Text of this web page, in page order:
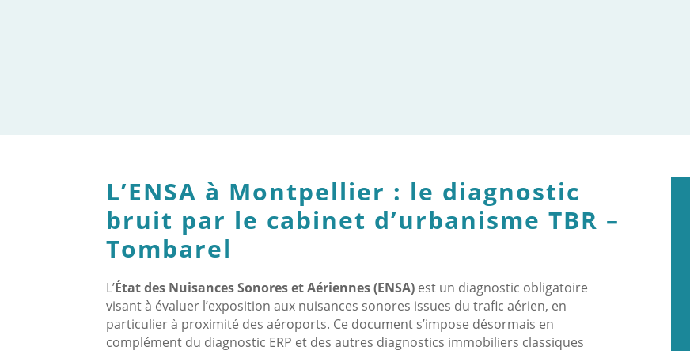
L’ENSA à Montpellier : le diagnostic
bruit par le cabinet d’urbanisme TBR –
Tombarel
L’État des Nuisances Sonores et Aériennes (ENSA) est un diagnostic obligatoire
visant à évaluer l’exposition aux nuisances sonores issues du trafic aérien, en
particulier à proximité des aéroports. Ce document s’impose désormais en
complément du diagnostic ERP et des autres diagnostics immobiliers classiques